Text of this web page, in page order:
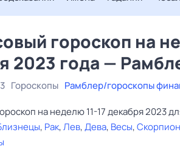
гороскоп на
2023 года —
Гороскопы Рамблер/гороскопы
на неделю 11-17 декабря 2023
, Рак,Лев,Дева, Весы,Скорпион